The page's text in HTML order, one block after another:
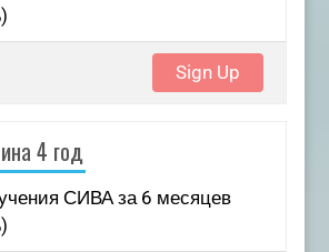
Sign Up
4 год
СИВА за 6 месяцев